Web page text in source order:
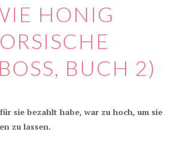
HONIG
BUCH 2)
sie bezahlt habe, war zu hoch, um sie
zu lassen.